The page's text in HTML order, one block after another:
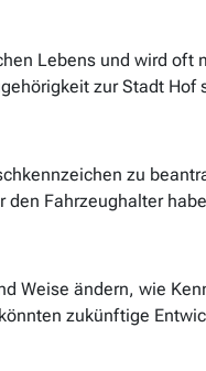
Lebens und wird oft
zur Stadt Hof
zu
Fahrzeughalter
Weise ändern, wie
zukünftige